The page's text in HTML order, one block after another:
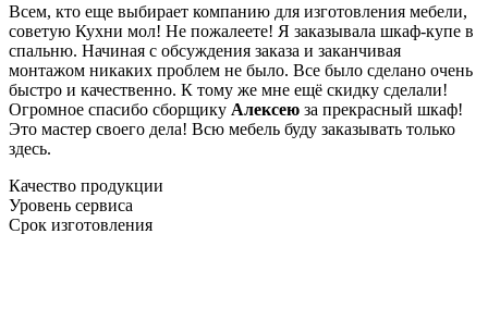
Всем, кто еще выбирает компанию для изготовления мебели,
советую Кухни мол! Не пожалеете! Я заказывала шкаф-купе в
спальню. Начиная с обсуждения заказа и заканчивая
монтажом никаких проблем не было. Все было сделано очень
быстро и качественно. К тому же мне ещё скидку сделали!
Огромное спасибо сборщику Алексею за прекрасный шкаф!
Это мастер своего дела! Всю мебель буду заказывать только
здесь.
Качество продукции
Уровень сервиса
Срок изготовления